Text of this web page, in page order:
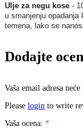
Ulje za negu kose -
u smanjenju
temena, lako se
Dodajte
Vaša email adresa
Please login to write
Vaša ocena: